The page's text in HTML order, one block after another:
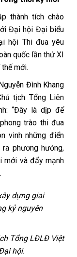
thành tích chào
Đại hội Đại biểu
hội Thi đua yêu
quốc lần thứ XI
mới.
Đình Khang
tịch Tổng Liên
“Đây là dịp để
trào thi đua
vinh những điển
phương hướng,
mới và đẩy mạnh
Tổng LĐLĐ Việt
hội.